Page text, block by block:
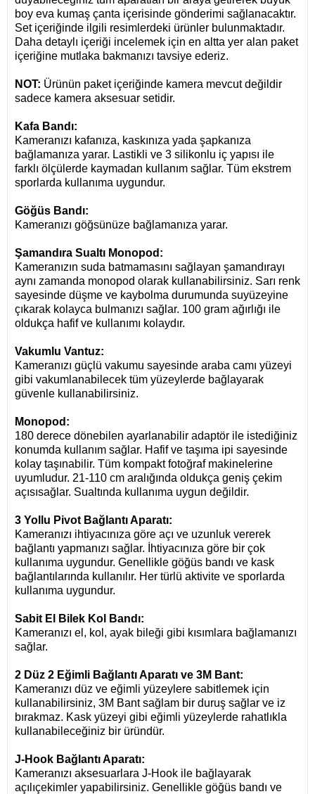
boy eva kumaş çanta içerisinde gönderimi sağlanacaktır.
Set içeriğinde ilgili resimlerdeki ürünler bulunmaktadır.
Daha detaylı içeriği incelemek için en altta yer alan paket
içeriğine mutlaka bakmanızı tavsiye ederiz.
NOT: Ürünün paket içeriğinde kamera mevcut değildir
sadece kamera aksesuar setidir.
Kafa Bandı:
Kameranızı kafanıza, kaskınıza yada şapkanıza
bağlamanıza yarar. Lastikli ve 3 silikonlu iç yapısı ile
farklı ölçülerde kaymadan kullanım sağlar. Tüm ekstrem
sporlarda kullanıma uygundur.
Göğüs Bandı:
Kameranızı göğsünüze bağlamanıza yarar.
Şamandıra Sualtı Monopod:
Kameranızın suda batmamasını sağlayan şamandırayı
aynı zamanda monopod olarak kullanabilirsiniz. Sarı renk
sayesinde düşme ve kaybolma durumunda suyüzeyine
çıkarak kolayca bulmanızı sağlar. 100 gram ağırlığı ile
oldukça hafif ve kullanımı kolaydır.
Vakumlu Vantuz:
Kameranızı güçlü vakumu sayesinde araba camı yüzeyi
gibi vakumlanabilecek tüm yüzeylerde bağlayarak
güvenle kullanabilirsiniz.
Monopod:
180 derece dönebilen ayarlanabilir adaptör ile istediğiniz
konumda kullanım sağlar. Hafif ve taşıma ipi sayesinde
kolay taşınabilir. Tüm kompakt fotoğraf makinelerine
uyumludur. 21-110 cm aralığında oldukça geniş çekim
açısısağlar. Sualtında kullanıma uygun değildir.
3 Yollu Pivot Bağlantı Aparatı:
Kameranızı ihtiyacınıza göre açı ve uzunluk vererek
bağlantı yapmanızı sağlar.
İhtiyacınıza göre bir çok
kullanıma uygundur. Genellikle göğüs bandı ve kask
bağlantılarında kullanılır. Her türlü aktivite ve sporlarda
kullanıma uygundur.
Sabit El Bilek Kol Bandı:
Kameranızı el, kol, ayak bileği gibi kısımlara bağlamanızı
sağlar.
2 Düz 2 Eğimli Bağlantı Aparatı ve 3M Bant:
Kameranızı düz ve eğimli yüzeylere sabitlemek için
kullanabilirsiniz, 3M Bant sağlam bir duruş sağlar ve iz
bırakmaz. Kask yüzeyi gibi eğimli yüzeylerde rahatlıkla
kullanabileceğiniz bir üründür.
J-Hook Bağlantı Aparatı:
Kameranızı aksesuarlara J-Hook ile bağlayarak
açılıçekimler yapabilirsiniz. Genellikle göğüs bandı ve